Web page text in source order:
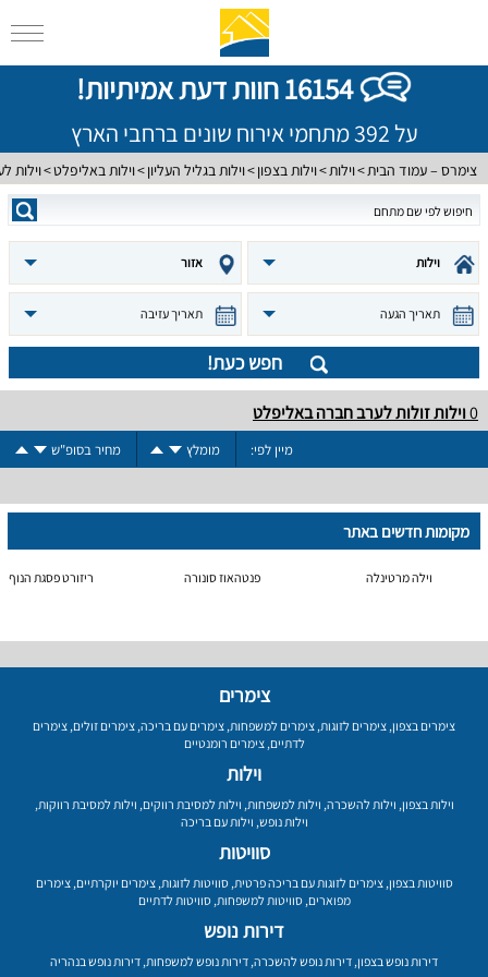
16154 חוות דעת אמיתיות!
על 392 מתחמי אירוח שונים ברחבי הארץ
צימרס – עמוד הבית וילות וילות בצפון וילות בגליל העליון וילות באליפלט וילות
וילות אזור
תאריך הגעה תאריך עזיבה
חפש כעת!
0וילות זולות לערב חברה באליפלט
מיין לפי: מומלץ מחיר בסופ"ש
מקומות חדשים באתר
וילה מרטינלה פנטהאוז סונורה ריזורט פסגת הנוף
צימרים
צימרים בצפון, צימרים לזוגות, צימרים למשפחות, צימרים עם בריכה, צימרים זולים, צימרים
לדתיים,צימרים רומנטיים
וילות
וילות בצפון, וילות להשכרה, וילות למשפחות, וילות למסיבת רווקים, וילות למסיבת רווקות,
וילות נופש, וילות עם בריכה
סוויטות
סוויטות בצפון,צימרים לזוגות עם בריכה פרטית,סוויטות לזוגות,צימרים יוקרתיים,צימרים
מפוארים,סוויטות למשפחות,סוויטות לדתיים
דירות נופש
דירות נופש בצפון, דירות נופש להשכרה, דירות נופש למשפחות, דירות נופש בנהריה